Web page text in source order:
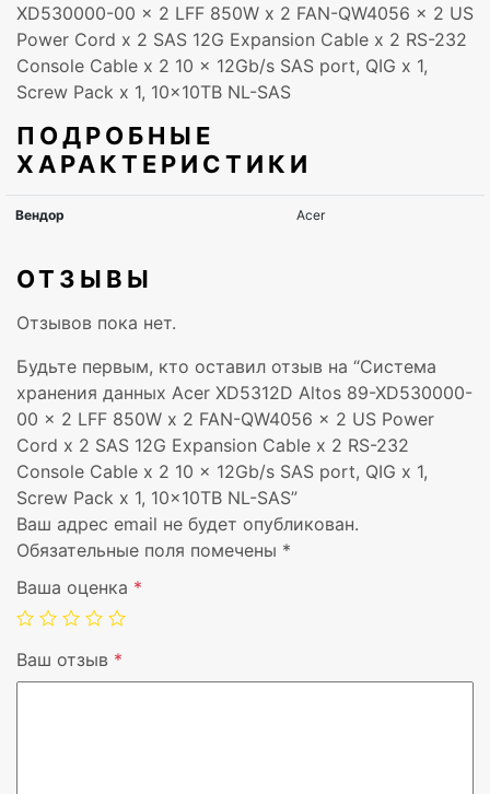
XD530000-00 x 2 LFF 850W x 2 FAN-QW4056 x 2 US
Power Cord x 2 SAS 12G Expansion Cable x 2 RS-232
Console Cable x 2 10 x 12Gb/s SAS port, QIG x 1,
Screw Pack x 1, 10x10TB NL-SAS
ПОДРОБНЫЕ
ХАРАКТЕРИСТИКИ
ОТЗЫВЫ
Отзывов пока нет.
Будьте первым, кто оставил отзыв на “Система
хранения данных Acer XD5312D Altos 89-XD530000-
00 x 2 LFF 850W x 2 FAN-QW4056 x 2 US Power
Cord x 2 SAS 12G Expansion Cable x 2 RS-232
Console Cable x 2 10 x 12Gb/s SAS port, QIG x 1,
Screw Pack x 1, 10x10TB NL-SAS”
Ваш адрес email не будет опубликован.
Обязательные поля помечены *
Ваша оценка *
Ваш отзыв *